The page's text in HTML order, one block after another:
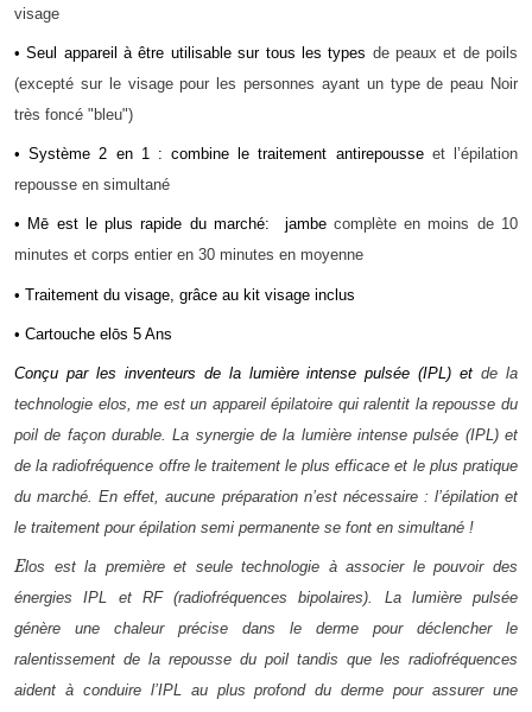
visage
• Seul appareil à être utilisable sur tous les types de peaux et de poils
(excepté sur le visage pour les personnes ayant un type de peau Noir
très foncé "bleu")
• Système 2 en 1 : combine le traitement antirepousse et l’épilation
repousse en simultané
• Mē est le plus rapide du marché: jambe complète en moins de 10
minutes et corps entier en 30 minutes en moyenne
• Traitement du visage, grâce au kit visage inclus
• Cartouche elōs 5 Ans
Conçu par les inventeurs de la lumière intense pulsée (IPL) etde la
technologie elos, me est un appareil épilatoire qui ralentit la repousse du
poil de façon durable. La synergie de la lumière intense pulsée (IPL) et
de la radiofréquence offre le traitement le plus efficace et le plus pratique
du marché. En effet, aucune préparation n’est nécessaire : l’épilation et
le traitement pour épilation semi permanente se font en simultané !
Elos est la première et seule technologie à associer le pouvoir des
énergies IPL et RF (radiofréquences bipolaires). La lumière pulsée
génère une chaleur précise dans le derme pour déclencher le
ralentissement de la repousse du poil tandis que les radiofréquences
aident à conduire l’IPL au plus profonddu derme pour assurer une